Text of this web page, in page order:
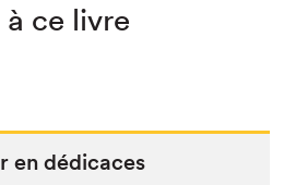
ce livre
en dédicaces